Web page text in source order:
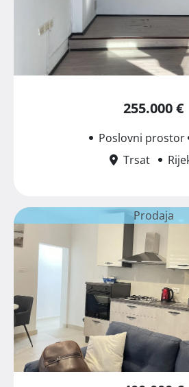
255.000 €
Poslovni prostor
Trsat
Prodaja